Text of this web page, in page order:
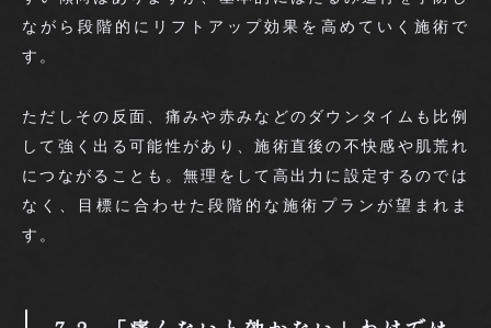
ながら段階的にリフトアップ効果を高めていく施術で
す。
ただしその反面、痛みや赤みなどのダウンタイムも比例
して強く出る可能性があり、施術直後の不快感や肌荒れ
につながることも。無理をして高出力に設定するのでは
なく、目標に合わせた段階的な施術プランが望まれま
す。